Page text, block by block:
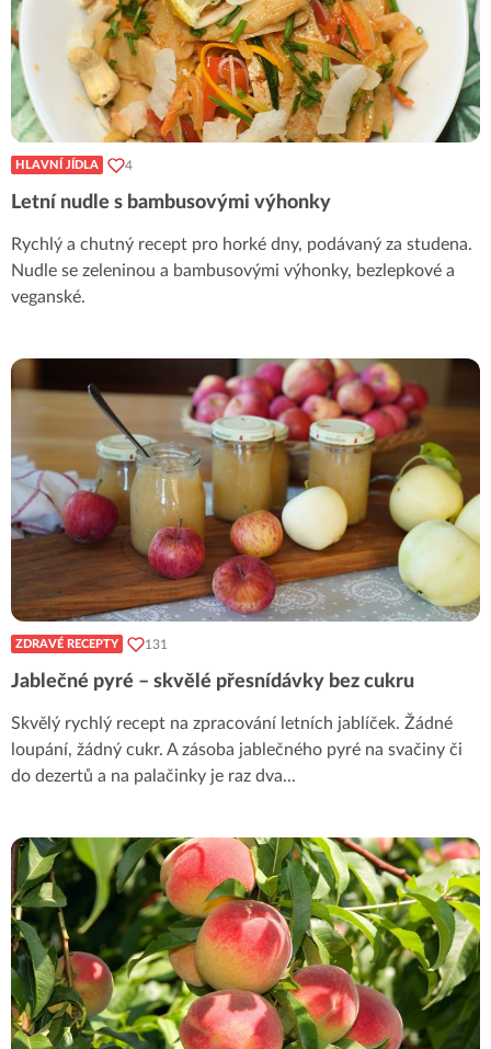
HLAVNÍ JÍDLA 4
Letní nudle s bambusovými výhonky
Rychlý a chutný recept pro horké dny, podávaný za studena.
Nudle se zeleninou a bambusovými výhonky, bezlepkové a
veganské.
ZDRAVÉ RECEPTY 131
Jablečné pyré – skvělé přesnídávky bez cukru
Skvělý rychlý recept na zpracování letních jablíček. Žádné
loupání, žádný cukr. A zásoba jablečného pyré na svačiny či
do dezertů a na palačinky je raz dva...